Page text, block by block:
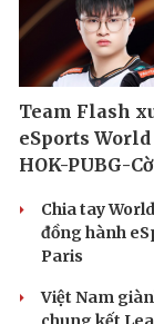
24h
Team Flash
eSports
HOK-PUBG-
Chia tay
đồng hành
Paris
Việt Nam